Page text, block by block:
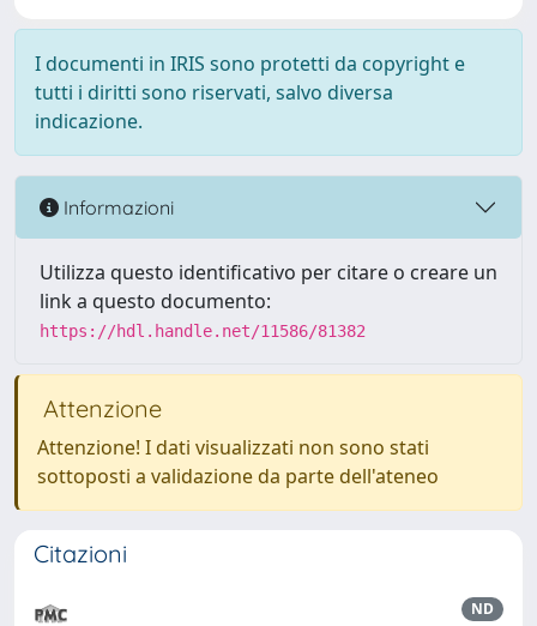
I documenti in IRIS sono protetti da copyright e
tutti i diritti sono riservati, salvo diversa
indicazione.
Informazioni
Utilizza questo identificativo per citare o creare un
link a questo documento:
https://hdl.handle.net/11586/81382
Attenzione
Attenzione! I dati visualizzati non sono stati
sottoposti a validazione da parte dell'ateneo
Citazioni
ND